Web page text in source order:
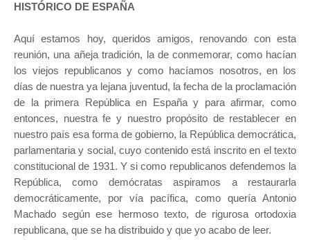
HISTÓRICO DE ESPAÑA
Aquí estamos hoy, queridos amigos, renovando con esta
reunión, una añeja tradición, la de conmemorar, como hacían
los viejos republicanos y como hacíamos nosotros, en los
días de nuestra ya lejana juventud, la fecha de la proclamación
de la primera República en España y para afirmar, como
entonces, nuestra fe y nuestro propósito de restablecer en
nuestro país esa forma de gobierno, la República democrática,
parlamentaria y social, cuyo contenido está inscrito en el texto
constitucional de 1931. Y si como republicanos defendemos la
República, como demócratas aspiramos a restaurarla
democráticamente, por vía pacífica, como quería Antonio
Machado según ese hermoso texto, de rigurosa ortodoxia
republicana, que se ha distribuido y que yo acabo de leer.